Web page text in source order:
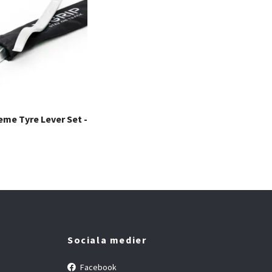
Tyre Lever Set -
Sociala medier
Facebook